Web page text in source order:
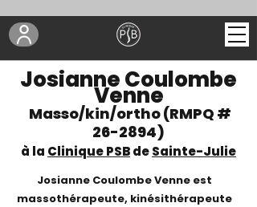
Josianne Coulombe
Venne
Masso/kin/ortho (RMPQ #
26-2894)
à la Clinique PSBdeSainte-Julie
Josianne Coulombe Venne est
massothérapeute, kinésithérapeute